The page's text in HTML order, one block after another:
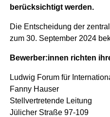
berücksichtigt werden.
Die Entscheidung der
zum 30. September 2024
Bewerber:innen richten
Ludwig Forum für
Fanny Hauser
Stellvertretende Leitung
Jülicher Straße 97-109